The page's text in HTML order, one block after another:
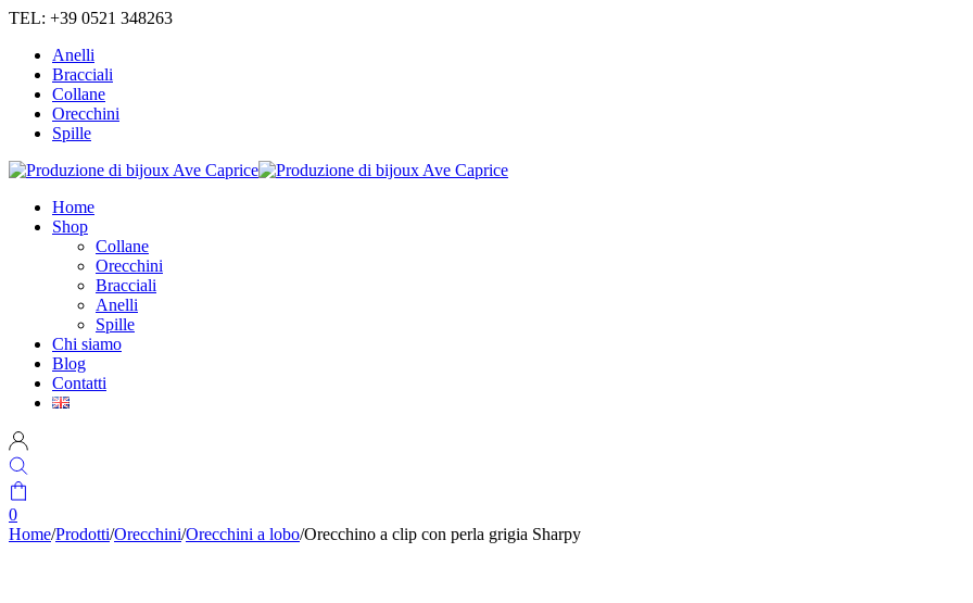
TEL: +39 0521 348263
Anelli
Bracciali
Collane
Orecchini
Spille
Home
Shop
Collane
Orecchini
Bracciali
Anelli
Spille
Chi siamo
Blog
Contatti
0
Home/Prodotti/Orecchini/Orecchini a lobo/Orecchino a clip con perla grigia Sharpy